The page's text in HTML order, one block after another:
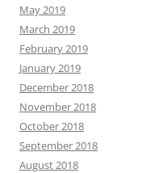
May 2019
March 2019
February 2019
January 2019
December 2018
November 2018
October 2018
September 2018
August 2018